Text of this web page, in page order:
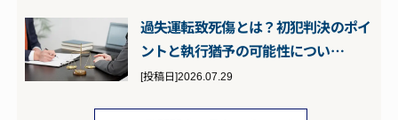
過失運転致死傷とは？初犯判決のポイ
ントと執行猶予の可能性につい…
[投稿日]2026.07.29